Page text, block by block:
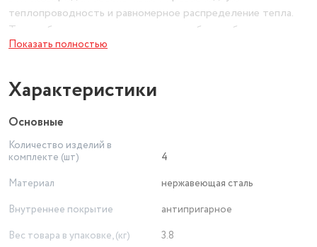
теплопроводность и равномерное распределение тепла.
Таким образом, вы сможете готовить блюда быстро и
эффективно.
Особенностью этих сковородок является гранитное
внешнее покрытие, которое придает им стильный и
современный вид. Кроме того, внутреннее покрытие
позволяет готовить пищу без использования большого
количества масла и легко очищать сковородки после
приготовления.
Набор сковородок MOJO MJ-CD01 подходит для всех
видов плит, включая индукционные. Вы сможете
Показать полностью
Характеристики
Основные
Количество изделий в
комплекте (шт)
4
Материал
нержавеющая сталь
Внутреннее покрытие
антипригарное
Вес товара в упаковке, (кг)
3.8